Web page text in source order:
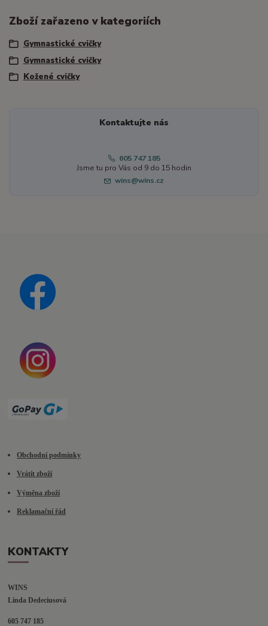
Zboží zařazeno v kategoriích
Gymnastické cvičky
Gymnastické cvičky
Kožené cvičky
Kontaktujte nás
605 747 185
Jsme tu pro Vás od 9 do 15 hodin
wins@wins.cz
Obchodní podmínky
Vrátit zboží
Výměna zboží
Reklamační řád
KONTAKTY
WINS
Linda Dedeciusová
605 747 185